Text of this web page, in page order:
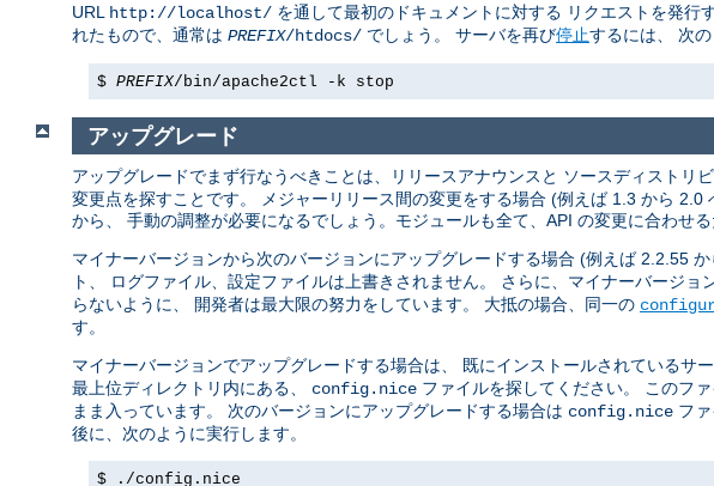
URL http://localhost/ を通して最初のドキュメントに対する リクエストを発
れたもので、通常は PREFIX/htdocs/ でしょう。 サーバを再び停止するには、 次
$ PREFIX/bin/apache2ctl -k stop
アップグレード
アップグレードでまず行なうべきことは、リリースアナウンスと ソースディストリ
変更点を探すことです。 メジャーリリース間の変更をする場合 (例えば 1.3 から
から、 手動の調整が必要になるでしょう。モジュールも全て、API の変更に合わせ
マイナーバージョンから次のバージョンにアップグレードする場合 (例えば 2.2.55
ト、 ログファイル、設定ファイルは上書きされません。 さらに、マイナーバージョ
らないように、 開発者は最大限の努力をしています。 大抵の場合、同一の
す。
マイナーバージョンでアップグレードする場合は、 既にインストールされているサ
最上位ディレクトリ内にある、 config.nice ファイルを探してください。 このフ
まま入っています。 次のバージョンにアップグレードする場合は config.nice フ
後に、次のように実行します。
$ ./config.nice